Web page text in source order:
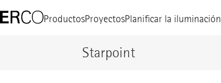
ProductosProyectosPlanificar la iluminación
Starpoint